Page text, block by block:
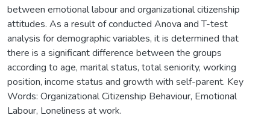
between emotional labour and organizational citizenship
attitudes. As a result of conducted Anova and T-test
analysis for demographic variables, it is determined that
there is a significant difference between the groups
according to age, marital status, total seniority, working
position, income status and growth with self-parent. Key
Words: Organizational Citizenship Behaviour, Emotional
Labour, Loneliness at work.